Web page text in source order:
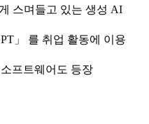
스며들고 있는 생성 AI
」 를 취업 활동에 이용
프트웨어도 등장